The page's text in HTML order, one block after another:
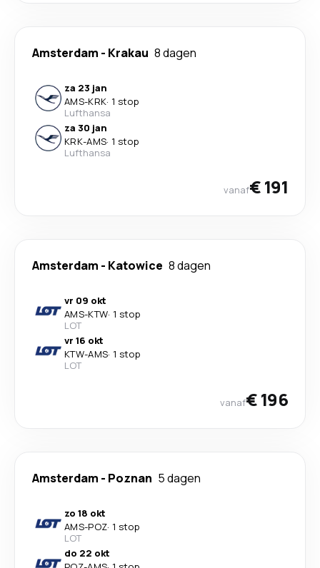
Amsterdam - Krakau 8 dagen
za 23 jan
AMS-KRK· 1 stop
Lufthansa
za 30 jan
KRK-AMS· 1 stop
Lufthansa
vanaf€ 191
Amsterdam - Katowice 8 dagen
vr 09 okt
AMS-KTW· 1 stop
LOT
vr 16 okt
KTW-AMS· 1 stop
LOT
vanaf€ 196
Amsterdam - Poznan 5 dagen
zo 18 okt
AMS-POZ· 1 stop
LOT
do 22 okt